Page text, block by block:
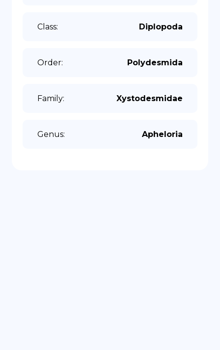
Class: Diplopoda
Order: Polydesmida
Family: Xystodesmidae
Genus: Apheloria